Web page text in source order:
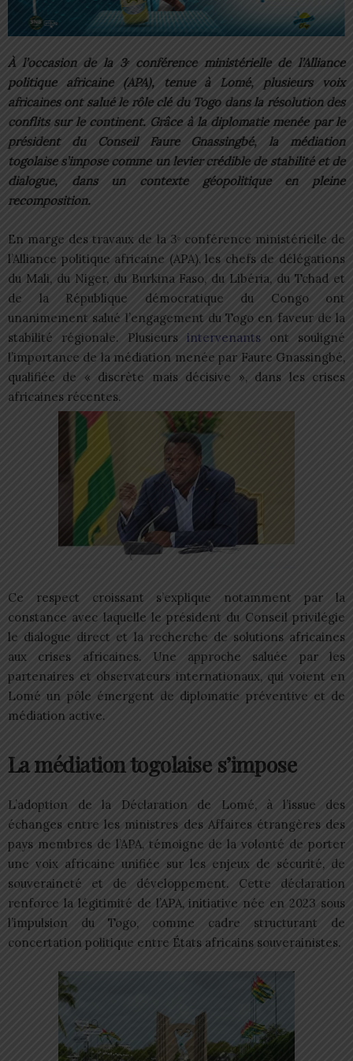
À l’occasion de la 3ᵉ conférence ministérielle de l’Alliance
politique africaine (APA), tenue à Lomé, plusieurs voix
africaines ont salué le rôle clé du Togo dans la résolution des
conflits sur le continent. Grâce à la diplomatie menée par le
président du Conseil Faure Gnassingbé, la médiation
togolaise s’impose comme un levier crédible de stabilité et de
dialogue, dans un contexte géopolitique en pleine
recomposition.
En marge des travaux de la 3ᵉ conférence ministérielle de
l’Alliance politique africaine (APA), les chefs de délégations
du Mali, du Niger, du Burkina Faso, du Libéria, du Tchad et
de la République démocratique du Congo ont
unanimement salué l’engagement du Togo en faveur de la
stabilité régionale. Plusieurs intervenants ont souligné
l’importance de la médiation menée par Faure Gnassingbé,
qualifiée de « discrète mais décisive », dans les crises
africaines récentes.
Ce respect croissant s’explique notamment par la
constance avec laquelle le président du Conseil privilégie
le dialogue direct et la recherche de solutions africaines
aux crises africaines. Une approche saluée par les
partenaires et observateurs internationaux, qui voient en
Lomé un pôle émergent de diplomatie préventive et de
médiation active.
La médiation togolaise s’impose
L’adoption de la Déclaration de Lomé, à l’issue des
échanges entre les ministres des Affaires étrangères des
pays membres de l’APA, témoigne de la volonté de porter
une voix africaine unifiée sur les enjeux de sécurité, de
souveraineté et de développement. Cette déclaration
renforce la légitimité de l’APA, initiative née en 2023 sous
l’impulsion du Togo, comme cadre structurant de
concertation politique entre États africains souverainistes.